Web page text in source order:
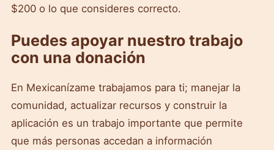
$200 o lo que consideres correcto.
Puedes apoyar nuestro trabajo
con una donación
En Mexicanízame trabajamos para ti; manejar la
comunidad, actualizar recursos y construir la
aplicación es un trabajo importante que permite
que más personas accedan a información